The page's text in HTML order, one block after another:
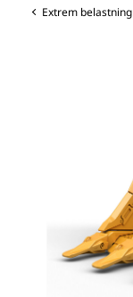
Extrem belastning